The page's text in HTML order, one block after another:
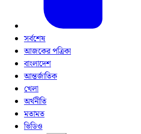
সর্বশেষ
আজকের পত্রিকা
বাংলাদেশ
আন্তর্জাতিক
খেলা
অর্থনীতি
মতামত
ভিডিও